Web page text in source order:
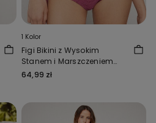
1 Kolor
Figi Bikini z Wysokim
Stanem i Marszczeniem
Sparkling Touch Malwa
64,99 zł